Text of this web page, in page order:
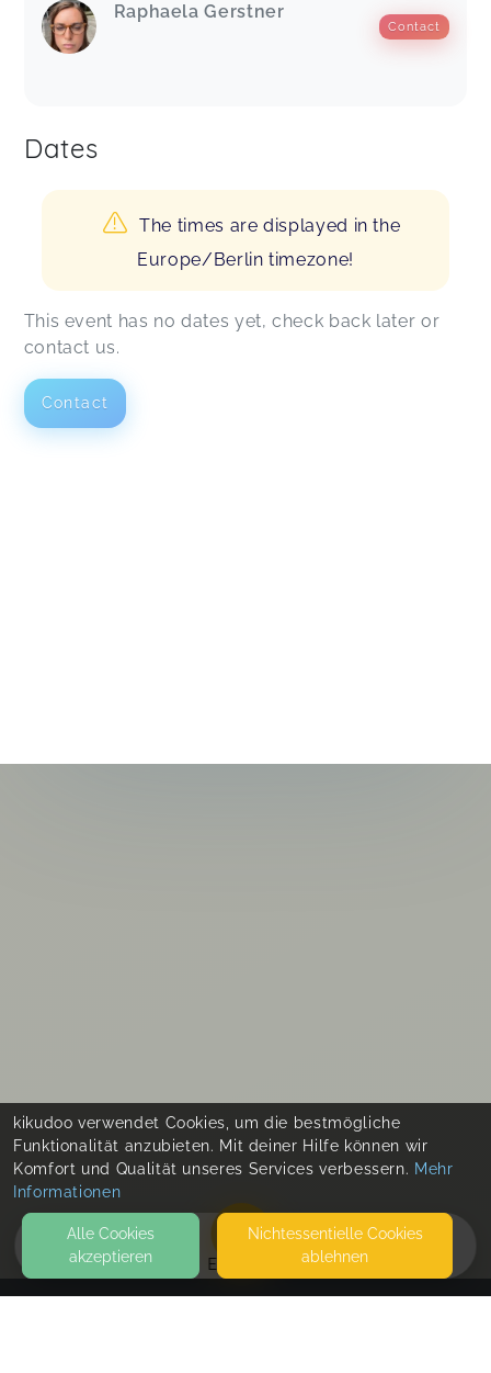
EVENTS
Raphaela Gerstner
Contact
Dates
The times are displayed in the
Europe/Berlin timezone!
This event has no dates yet, check back later or
contact us.
Contact
kikudoo verwendet Cookies, um die bestmögliche
Funktionalität anzubieten. Mit deiner Hilfe können wir
Komfort und Qualität unseres Services verbessern. Mehr
Informationen
Alle Cookies
akzeptieren
Nicht­essentielle Cookies
ablehnen